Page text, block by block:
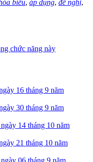
biểu, áp dụng, đề nghị,
chức năng này
16 tháng 9 năm
30 tháng 9 năm
14 tháng 10 năm
21 tháng 10 năm
06 tháng 9 năm